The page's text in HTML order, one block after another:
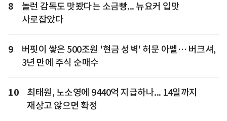
8
놀런 감독도 맛봤다는 소금빵... 뉴요커 입맛
사로잡았다
9
버핏이 쌓은 500조원 '현금 성벽' 허문 아벨… 버크셔,
3년 만에 주식 순매수
10
최태원, 노소영에 9440억 지급하나... 14일까지
재상고 않으면 확정